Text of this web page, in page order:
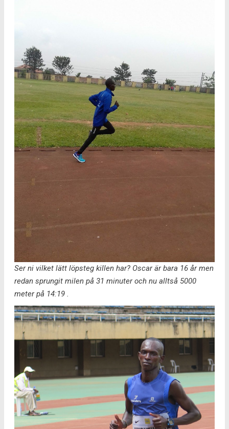
Ser ni vilket lätt löpsteg killen har? Oscar är bara 16 år men
redan sprungit milen på 31 minuter och nu alltså 5000
meter på 14:19 .